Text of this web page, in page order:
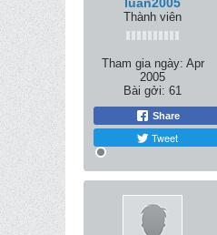
Thành viên
Tham gia ngày: Apr
2005
Bài gởi: 61
Share
Tweet